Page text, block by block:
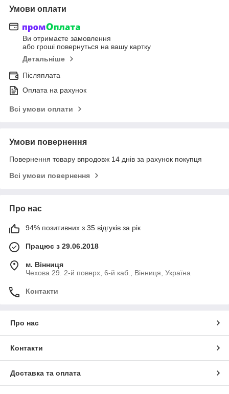
Умови оплати
Ви отримаєте замовлення
або гроші повернуться на вашу картку
Детальніше
Післяплата
Оплата на рахунок
Всі умови оплати
Умови повернення
Повернення товару впродовж 14 днів за рахунок покупця
Всі умови повернення
Про нас
94% позитивних з 35 відгуків за рік
Працює з 29.06.2018
м. Вінниця
Чехова 29. 2-й поверх, 6-й каб., Вінниця, Україна
Контакти
Про нас
Контакти
Доставка та оплата